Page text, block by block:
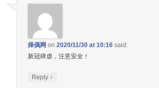
择偶网 on 2020/11/30 at 10:16 said:
新冠肆虐，注意安全！
Reply ↓